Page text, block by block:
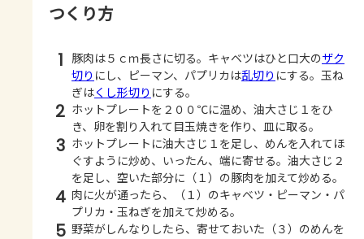
つくり方
1 豚肉は５ｃｍ長さに切る。キャベツはひと口大のザク
切り にし、ピーマン、パプリカは乱切り にする。玉ね
ぎはくし形切り にする。
2 ホットプレートを２００℃に温め、油大さじ１をひ
き、卵を割り入れて目玉焼きを作り、皿に取る。
3 ホットプレートに油大さじ１を足し、めんを入れてほ
ぐすように炒め、いったん、端に寄せる。油大さじ２
を足し、空いた部分に（１）の豚肉を加えて炒める。
4 肉に火が通ったら、（１）のキャベツ・ピーマン・パ
プリカ・玉ねぎを加えて炒める。
5 野菜がしんなりしたら、寄せておいた（３）のめんを